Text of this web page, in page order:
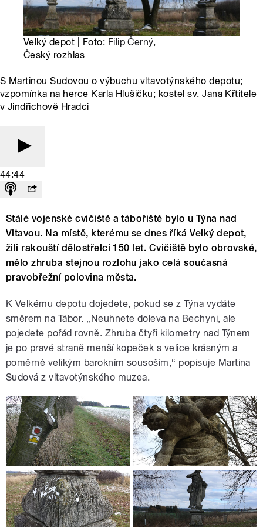
Velký depot | Foto: Filip Černý,
Český rozhlas
S Martinou Sudovou o výbuchu vltavotýnského depotu;
vzpomínka na herce Karla Hlušičku; kostel sv. Jana Křtitele
v Jindřichově Hradci
44:44
Stálé vojenské cvičiště a tábořiště bylo u Týna nad
Vltavou. Na místě, kterému se dnes říká Velký depot,
žili rakouští dělostřelci 150 let. Cvičiště bylo obrovské,
mělo zhruba stejnou rozlohu jako celá současná
pravobřežní polovina města.
K Velkému depotu dojedete, pokud se z Týna vydáte
směrem na Tábor. „Neuhnete doleva na Bechyni, ale
pojedete pořád rovně. Zhruba čtyři kilometry nad Týnem
je po pravé straně menší kopeček s velice krásným a
poměrně velikým barokním sousoším,“ popisuje Martina
Sudová z vltavotýnského muzea.